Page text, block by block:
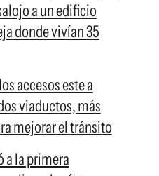
a un edificio
donde vivían 35
accesos este a
viaductos, más
mejorar el tránsito
a la primera